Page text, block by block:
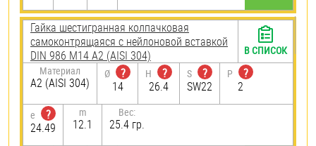
Гайка шестигранная колпачковая
самоконтрящаяся с нейлоновой вставкой
DIN 986 М14 А2 (AISI 304)
Материал
А2 (AISI 304)
Ø
?
14
H
?
26.4
S
?
SW22
P
?
2
e
?
24.49
m
12.1
Вес:
25.4 гр.
В СПИСОК